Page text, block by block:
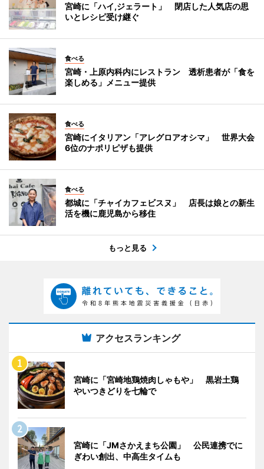
宮崎に「ハイ,ジェラート」 閉店した人気店の思
いとレシピ受け継ぐ
食べる
宮崎・上原内科内にレストラン 透析患者が「食を
楽しめる」メニュー提供
食べる
宮崎にイタリアン「アレグロアオシマ」 世界大会
6位のナポリピザも提供
食べる
都城に「チャイカフェビスヌ」 店長は娘との新生
活を機に鹿児島から移住
もっと見る
アクセスランキング
宮崎に「宮崎地鶏焼肉しゃもや」 黒岩土鶏
やいつきどりを七輪で
宮崎に「JMさかえまち公園」 公民連携でに
ぎわい創出、中高生タイムも